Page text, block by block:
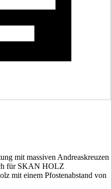
mit massiven Andreaskreuzen
für SKAN HOLZ
mit einem Pfostenabstand von